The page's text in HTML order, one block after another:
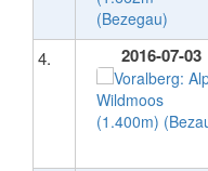
4. 2016-07-03